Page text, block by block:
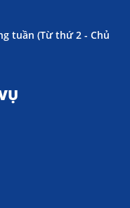
tuần (Từ thứ 2 - Chủ